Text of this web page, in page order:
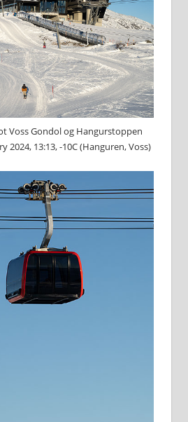
Voss Gondol og Hangurstoppen
2024, 13:13, -10C (Hanguren, Voss)